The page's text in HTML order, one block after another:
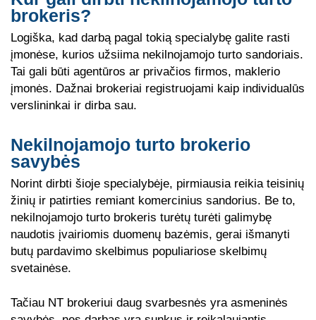
brokeris?
Logiška, kad darbą pagal tokią specialybę galite rasti
įmonėse, kurios užsiima nekilnojamojo turto sandoriais.
Tai gali būti agentūros ar privačios firmos, maklerio
įmonės. Dažnai brokeriai registruojami kaip individualūs
verslininkai ir dirba sau.
Nekilnojamojo turto brokerio
savybės
Norint dirbti šioje specialybėje, pirmiausia reikia teisinių
žinių ir patirties remiant komercinius sandorius. Be to,
nekilnojamojo turto brokeris turėtų turėti galimybę
naudotis įvairiomis duomenų bazėmis, gerai išmanyti
butų pardavimo skelbimus populiariose skelbimų
svetainėse.
Tačiau NT brokeriui daug svarbesnės yra asmeninės